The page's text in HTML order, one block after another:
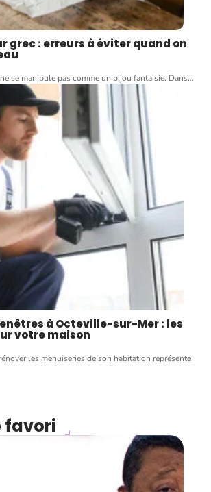
grec : erreurs à éviter quand on
se manipule pas comme un bijou fantaisie. Dans…
à Octeville-sur-Mer : les
votre maison
les menuiseries de son habitation représente
favori